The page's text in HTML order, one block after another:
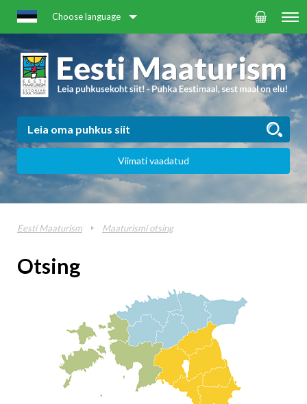
Choose language
Viimati vaadatud
Eesti Maaturism Maaturismi otsing
Otsing